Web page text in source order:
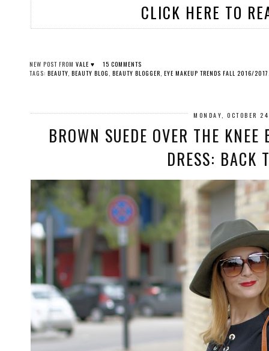
CLICK HERE TO
NEW POST FROM VALE ♥
15 COMMENTS
TAGS: BEAUTY, BEAUTY BLOG , BEAUTY BLOGGER, EYE MAKEUP TRENDS FALL 2016/2017
MONDAY, OCTOBER
BROWN SUEDE OVER THE
DRESS: BACK